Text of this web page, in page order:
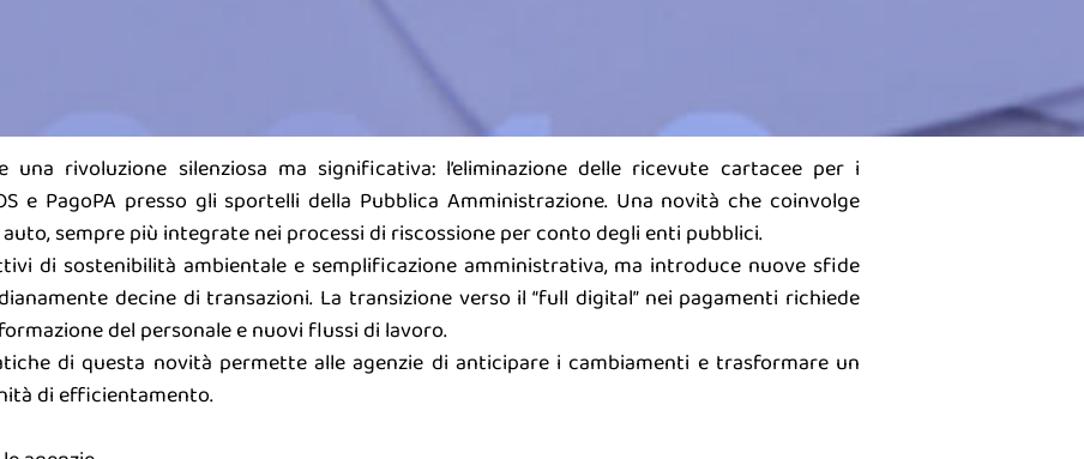
rivoluzione silenziosa ma significativa: l’eliminazione delle ricevute cartacee per i
e PagoPA presso gli sportelli della Pubblica Amministrazione. Una novità che coinvolge
sempre più integrate nei processi di riscossione per conto degli enti pubblici.
di sostenibilità ambientale e semplificazione amministrativa, ma introduce nuove sfide
decine di transazioni. La transizione verso il “full digital” nei pagamenti richiede
del personale e nuovi flussi di lavoro.
di questa novità permette alle agenzie di anticipare i cambiamenti e trasformare un
di efficientamento.